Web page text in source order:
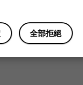
是 否
全部拒絕